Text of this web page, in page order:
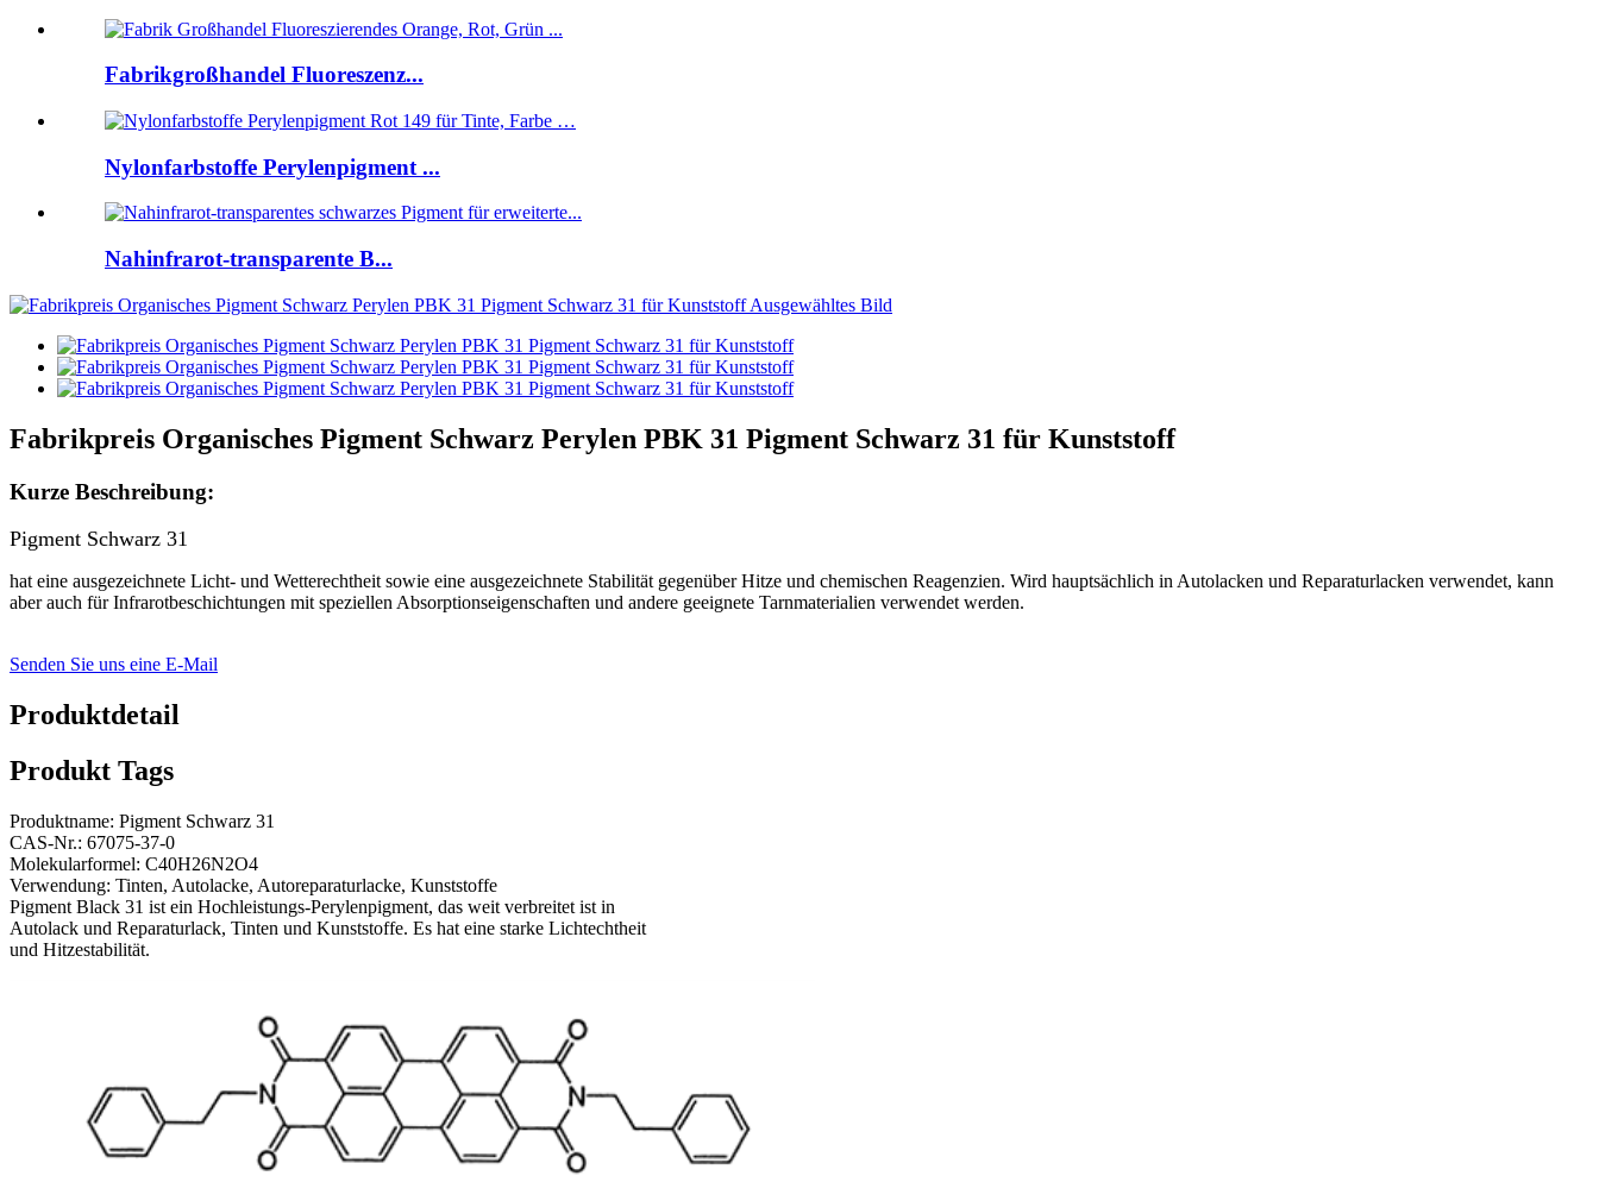
Fabrikgroßhandel Fluoreszenz...
Nylonfarbstoffe Perylenpigment ...
Nahinfrarot-transparente B...
Fabrikpreis Organisches Pigment Schwarz Perylen PBK 31 Pigment Schwarz 31 für Kunststoff
Kurze Beschreibung:
Pigment Schwarz 31
hat eine ausgezeichnete Licht- und Wetterechtheit sowie eine ausgezeichnete Stabilität gegenüber Hitze und chemischen Reagenzien. Wird hauptsächlich in Autolacken und Reparaturlacken verwendet, kann
aber auch für Infrarotbeschichtungen mit speziellen Absorptionseigenschaften und andere geeignete Tarnmaterialien verwendet werden.
Senden Sie uns eine E-Mail
Produktdetail
Produkt Tags
Produktname: Pigment Schwarz 31
CAS-Nr.: 67075-37-0
Molekularformel: C40H26N2O4
Verwendung: Tinten, Autolacke, Autoreparaturlacke, Kunststoffe
Pigment Black 31 ist ein Hochleistungs-Perylenpigment, das weit verbreitet ist in
Autolack und Reparaturlack, Tinten und Kunststoffe. Es hat eine starke Lichtechtheit
und Hitzestabilität.